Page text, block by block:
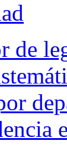
de